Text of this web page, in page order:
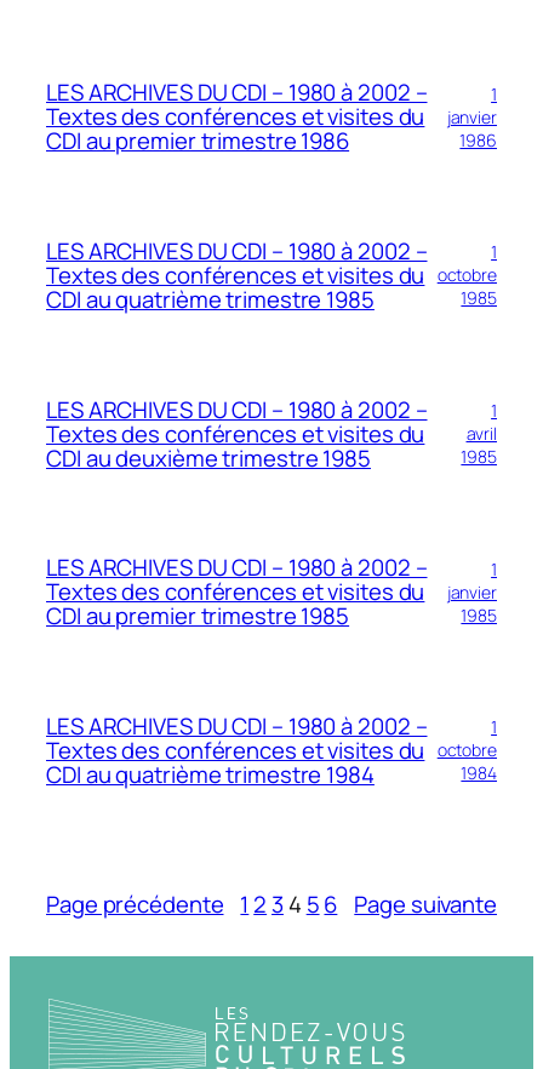
LES ARCHIVES DU CDI – 1980 à 2002 –
Textes des conférences et visites du
CDI au premier trimestre 1986
1
janvier
1986
LES ARCHIVES DU CDI – 1980 à 2002 –
Textes des conférences et visites du
CDI au quatrième trimestre 1985
1
octobre
1985
LES ARCHIVES DU CDI – 1980 à 2002 –
Textes des conférences et visites du
CDI au deuxième trimestre 1985
1
avril
1985
LES ARCHIVES DU CDI – 1980 à 2002 –
Textes des conférences et visites du
CDI au premier trimestre 1985
1
janvier
1985
LES ARCHIVES DU CDI – 1980 à 2002 –
Textes des conférences et visites du
CDI au quatrième trimestre 1984
1
octobre
1984
Page précédente 1 2 3 4 56 Page suivante